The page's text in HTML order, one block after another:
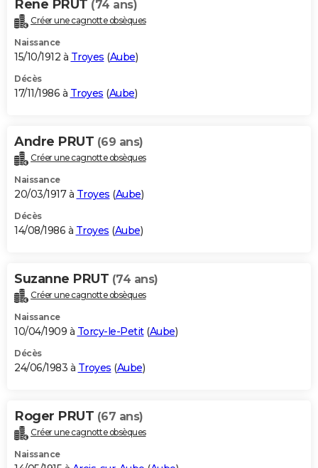
Rene PRUT (74 ans)
Créer une cagnotte obsèques
Naissance
15/10/1912 à Troyes (Aube)
Décès
17/11/1986 à Troyes (Aube)
Andre PRUT (69 ans)
Créer une cagnotte obsèques
Naissance
20/03/1917 à Troyes (Aube)
Décès
14/08/1986 à Troyes (Aube)
Suzanne PRUT (74 ans)
Créer une cagnotte obsèques
Naissance
10/04/1909 à Torcy-le-Petit(Aube)
Décès
24/06/1983 à Troyes (Aube)
Roger PRUT (67 ans)
Créer une cagnotte obsèques
Naissance